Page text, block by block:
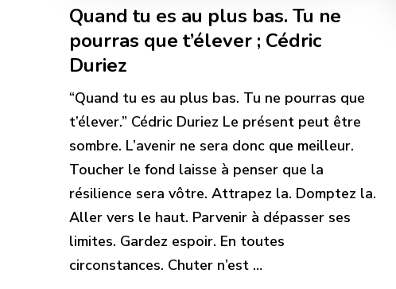
Quand tu es au plus bas. Tu ne
pourras que t’élever ; Cédric
Duriez
“Quand tu es au plus bas. Tu ne pourras que
t’élever.” Cédric Duriez Le présent peut être
sombre. L’avenir ne sera donc que meilleur.
Toucher le fond laisse à penser que la
résilience sera vôtre. Attrapez la. Domptez la.
Aller vers le haut. Parvenir à dépasser ses
limites. Gardez espoir. En toutes
circonstances. Chuter n’est …